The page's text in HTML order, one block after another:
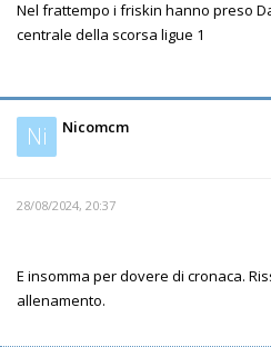
Nel frattempo i friskin hanno preso
centrale della scorsa ligue 1
Ni Nicomcm
28/08/2024, 20:37
E insomma per dovere di cronaca.
allenamento.